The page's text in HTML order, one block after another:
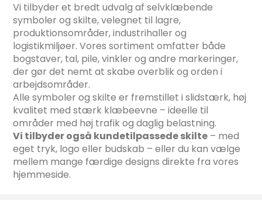
Vi tilbyder et bredt udvalg af selvklæbende
symboler og skilte, velegnet til lagre,
produktionsområder, industrihaller og
logistikmiljøer. Vores sortiment omfatter både
bogstaver, tal, pile, vinkler og andre markeringer,
der gør det nemt at skabe overblik og orden i
arbejdsområder.
Alle symboler og skilte er fremstillet i slidstærk, høj
kvalitet med stærk klæbeevne – ideelle til
områder med høj trafik og daglig belastning.
Vi tilbyder også kundetilpassede skilte – med
eget tryk, logo eller budskab – eller du kan vælge
mellem mange færdige designs direkte fra vores
hjemmeside.